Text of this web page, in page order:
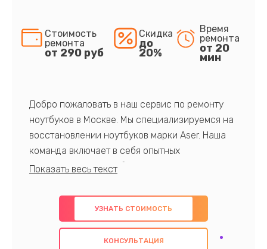
Стоимость
ремонта
от 290 руб
Скидка
до
20%
Время
ремонта
от 20
мин
Добро пожаловать в наш сервис по ремонту
ноутбуков в Москве. Мы специализируемся на
восстановлении ноутбуков марки Aser. Наша
команда включает в себя опытных
профессионалов с обширными знаниями и
предлагаем быстрый и качественный ремонт с
использованием оригинальных компонентов, а
также гарантируем качество всех
проведенных работ. Наша цель - предоставить
УЗНАТЬ СТОИМОСТЬ
КОНСУЛЬТАЦИЯ